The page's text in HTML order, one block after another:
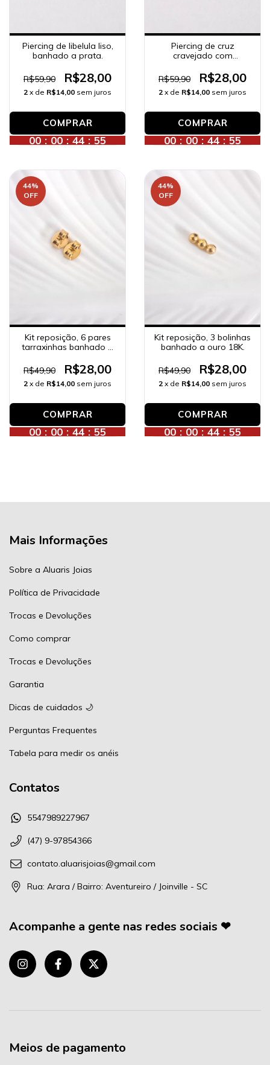
Piercing de libelula liso,
banhado a prata.
R$59,90 R$28,00
2 x de R$14,00 sem juros
00 : 00 : 44 : 53
Piercing de cruz
cravejado com
prata.
R$59,90 R$28,00
2 x de R$14,00 sem juros
00 : 00 : 44 : 53
44%
OFF
Kit reposição, 6 pares
tarraxinhas banhado a
R$49,90
R$28,00
2 x de R$14,00 sem juros
00 : 00 : 44 : 53
44%
OFF
Kit reposição, 3 bolinhas
banhado a ouro 18K.
R$49,90 R$28,00
2 x de R$14,00 sem juros
00 : 00 : 44 : 53
Mais Informações
Sobre a Aluaris Joias
Política de Privacidade
Trocas e Devoluções
Como comprar
Trocas e Devoluções
Garantia
Dicas de cuidados 🌙
Perguntas Frequentes
Tabela para medir os anéis
Contatos
5547989227967
(47) 9-97854366
contato.aluarisjoias@gmail.com
Rua: Arara / Bairro: Aventureiro / Joinville - SC
Acompanhe a gente nas redes sociais ❤
Meios de pagamento